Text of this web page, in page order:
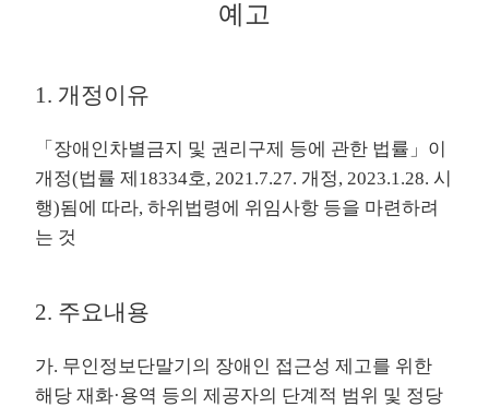
예고
1. 개정이유
「장애인차별금지 및 권리구제 등에 관한 법률」이
개정(법률 제18334호, 2021.7.27. 개정, 2023.1.28. 시
행)됨에 따라, 하위법령에 위임사항 등을 마련하려
는 것
2. 주요내용
가. 무인정보단말기의 장애인 접근성 제고를 위한
해당 재화·용역 등의 제공자의 단계적 범위 및 정당